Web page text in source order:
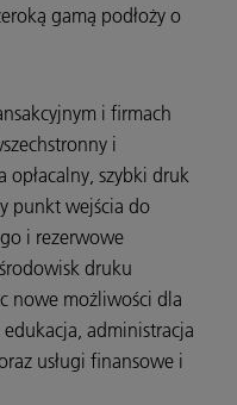
gamą podłoży o
i firmach
i
opłacalny, szybki druk
punkt wejścia do
i rezerwowe
druku
nowe możliwości dla
administracja
usługi finansowe i